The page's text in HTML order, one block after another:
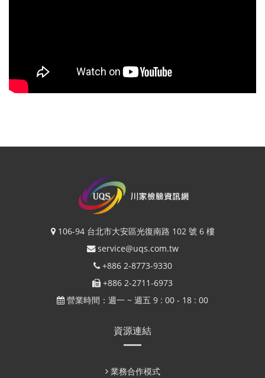
106-94 台北市大安區光復南路 102 號 6 樓
service@uqs.com.tw
+886 2-8773-9330
+886 2-2711-6973
營業時間：週一 ~ 週五 9 : 00 - 18 : 00
資源連結
業務合作模式